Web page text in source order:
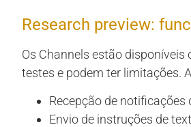
Research preview:
Os Channels estão
testes e podem ter limitações.
Recepção de notificações
Envio de instruções de